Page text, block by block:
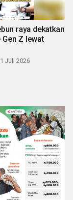
raya dekatkan
Gen Z lewat
Juli 2026